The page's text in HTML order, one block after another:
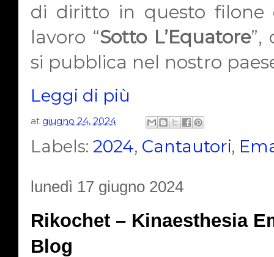
di diritto in questo filone
lavoro “Sotto L’Equatore”,
si pubblica nel nostro
Leggi di più
at giugno 24, 2024
Labels: 2024, Cantautori,
lunedì 17 giugno 2024
Rikochet – Kinaesthesia
Blog